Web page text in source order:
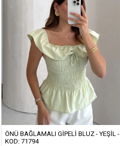
ÖNÜ BAĞLAMALI GIPELI BLUZ - YEŞIL -
KOD: 71794